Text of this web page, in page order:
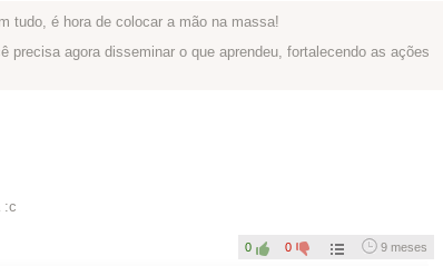
tudo, é hora de colocar a mão na massa!
precisa agora disseminar o que aprendeu, fortalecendo as ações
como sua equipe executou a campanha ou o link para um
:c
0 0 9 meses